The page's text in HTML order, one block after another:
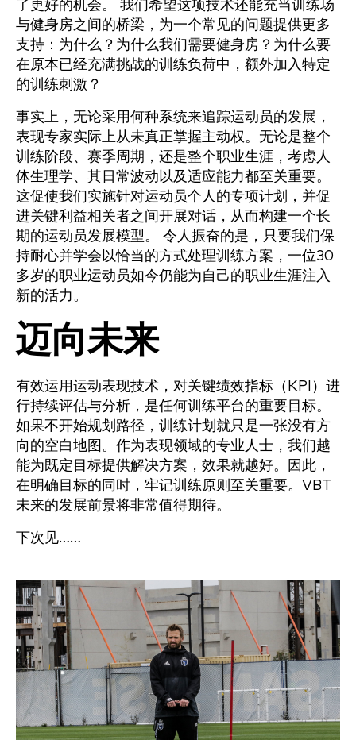
了更好的机会。 我们希望这项技术还能充当训练场
与健身房之间的桥梁，为一个常见的问题提供更多
支持：为什么？为什么我们需要健身房？为什么要
在原本已经充满挑战的训练负荷中，额外加入特定
的训练刺激？
事实上，无论采用何种系统来追踪运动员的发展，
表现专家实际上从未真正掌握主动权。无论是整个
训练阶段、赛季周期，还是整个职业生涯，考虑人
体生理学、其日常波动以及适应能力都至关重要。
这促使我们实施针对运动员个人的专项计划，并促
进关键利益相关者之间开展对话，从而构建一个长
期的运动员发展模型。 令人振奋的是，只要我们保
持耐心并学会以恰当的方式处理训练方案，一位30
多岁的职业运动员如今仍能为自己的职业生涯注入
新的活力。
迈向未来
有效运用运动表现技术，对关键绩效指标（KPI）进
行持续评估与分析，是任何训练平台的重要目标。
如果不开始规划路径，训练计划就只是一张没有方
向的空白地图。作为表现领域的专业人士，我们越
能为既定目标提供解决方案，效果就越好。因此，
在明确目标的同时，牢记训练原则至关重要。VBT
未来的发展前景将非常值得期待。
下次见……